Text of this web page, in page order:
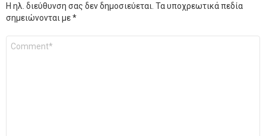
Η ηλ. διεύθυνση σας δεν δημοσιεύεται. Τα υποχρεωτικά πεδία
σημειώνονται με*